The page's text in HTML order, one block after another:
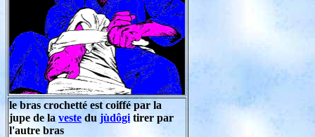
le bras crochetté est coiffé par la
jupe de la veste du jùdôgi tirer par
l'autre bras